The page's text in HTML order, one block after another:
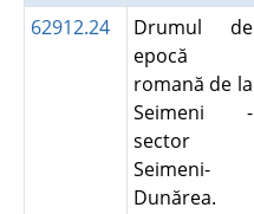
62912.24
Drumul de
epocă
romană de la
Seimeni -
sector
Seimeni-
Dunărea.